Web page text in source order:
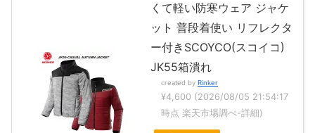
くて軽い防寒ウェア ジャケ
ット 普段着使い リフレクタ
ー付きSCOYCO(スコイコ)
JK55箱潰れ
created by Rinker
¥4,600 (2026/08/05 21:54:17
時点 楽天市場調べ-詳細)